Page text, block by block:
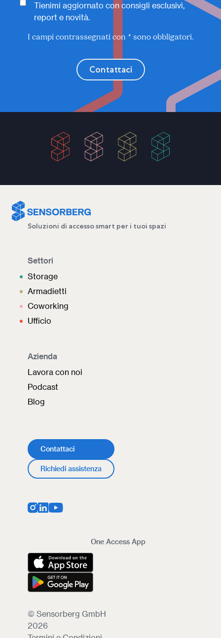
Tienimi aggiornato con consigli esclusivi,
report e novità.
I campi contrassegnati con * sono obbligatori.
Soluzioni di accesso smart per i tuoi spazi
Settori
Storage
Armadietti
Coworking
Ufficio
Azienda
Lavora con noi
Podcast
Blog
Contattaci
Richiedi assistenza
One Access App
© Sensorberg GmbH
2026